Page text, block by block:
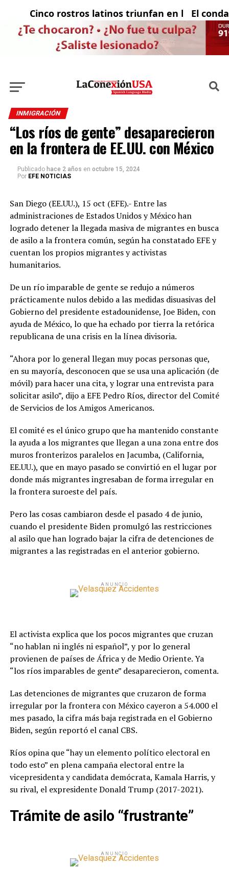
Cinco rostros latinos triunfan en la televisión
El
INMIGRACIÓN
“Los ríos de gente” desaparecieron
en la frontera de EE.UU. con México
Publicado hace 2 años en octubre 15, 2024
Por EFE NOTICIAS
San Diego (EE.UU.), 15 oct (EFE).- Entre las
administraciones de Estados Unidos y México han
logrado detener la llegada masiva de migrantes en busca
de asilo a la frontera común, según ha constatado EFE y
cuentan los propios migrantes y activistas
humanitarios.
De un río imparable de gente se redujo a números
prácticamente nulos debido a las medidas disuasivas del
Gobierno del presidente estadounidense, Joe Biden, con
ayuda de México, lo que ha echado por tierra la retórica
republicana de una crisis en la línea divisoria.
“Ahora por lo general llegan muy pocas personas que,
en su mayoría, desconocen que se usa una aplicación (de
móvil) para hacer una cita, y lograr una entrevista para
solicitar asilo”, dijo a EFE Pedro Ríos, director del Comité
de Servicios de los Amigos Americanos.
El comité es el único grupo que ha mantenido constante
la ayuda a los migrantes que llegan a una zona entre dos
muros fronterizos paralelos en Jacumba, (California,
EE.UU.), que en mayo pasado se convirtió en el lugar por
donde más migrantes ingresaban de forma irregular en
la frontera suroeste del país.
Pero las cosas cambiaron desde el pasado 4 de junio,
cuando el presidente Biden promulgó las restricciones
al asilo que han logrado bajar la cifra de detenciones de
migrantes a las registradas en el anterior gobierno.
ANUNCIO
El activista explica que los pocos migrantes que cruzan
“no hablan ni inglés ni español”, y por lo general
provienen de países de África y de Medio Oriente. Ya
“los ríos imparables de gente” desaparecieron, comenta.
Las detenciones de migrantes que cruzaron de forma
irregular por la frontera con México cayeron a 54.000 el
mes pasado, la cifra más baja registrada en el Gobierno
Biden, según reportó el canal CBS.
Ríos opina que “hay un elemento político electoral en
todo esto” en plena campaña electoral entre la
vicepresidenta y candidata demócrata, Kamala Harris, y
su rival, el expresidente Donald Trump (2017-2021).
Trámite de asilo “frustrante”
ANUNCIO